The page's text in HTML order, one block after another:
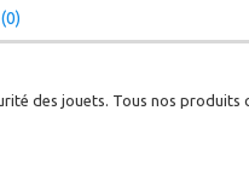
des jouets. Tous nos